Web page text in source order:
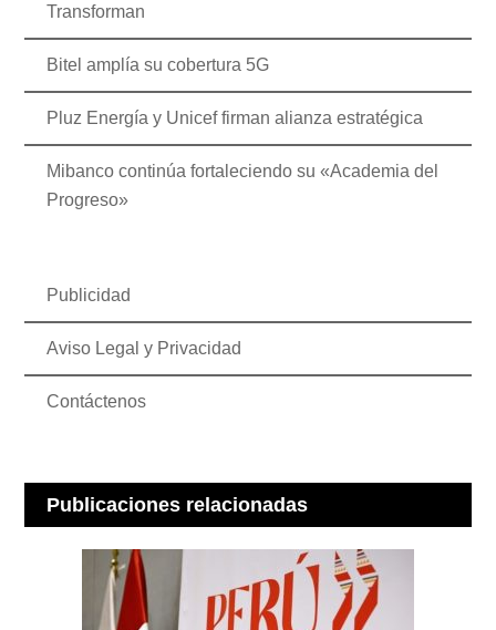
Transforman
Bitel amplía su cobertura 5G
Pluz Energía y Unicef firman alianza estratégica
Mibanco continúa fortaleciendo su «Academia del
Progreso»
Publicidad
Aviso Legal y Privacidad
Contáctenos
Publicaciones relacionadas